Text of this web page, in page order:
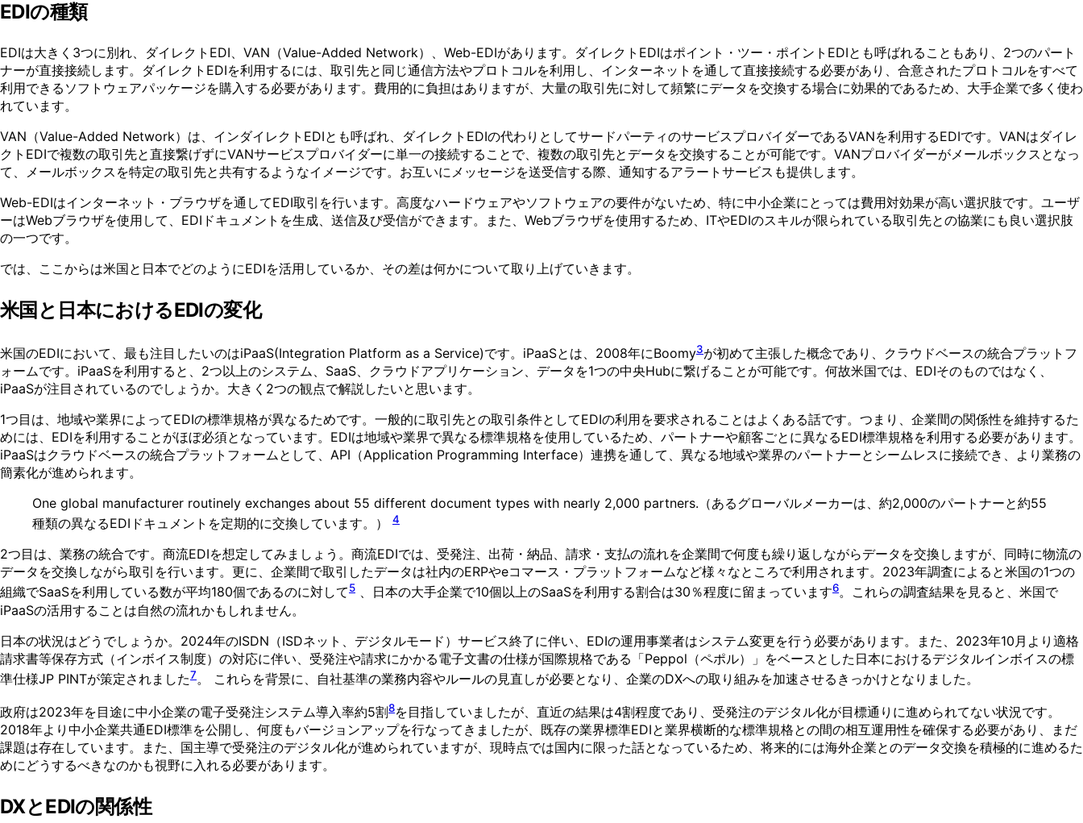
EDIの種類
EDIは大きく3つに別れ、ダイレクトEDI、VAN（Value-Added Network）、Web-EDIがあります。ダイレクトEDIはポイント・ツー・ポイントEDIとも呼ばれることもあり、2つのパート
ナーが直接接続します。ダイレクトEDIを利用するには、取引先と同じ通信方法やプロトコルを利用し、インターネットを通して直接接続する必要があり、合意されたプロトコルをすべて
利用できるソフトウェアパッケージを購入する必要があります。費用的に負担はありますが、大量の取引先に対して頻繁にデータを交換する場合に効果的であるため、大手企業で多く使わ
れています。
VAN（Value-Added Network）は、インダイレクトEDIとも呼ばれ、ダイレクトEDIの代わりとしてサードパーティのサービスプロバイダーであるVANを利用するEDIです。VANはダイレ
クトEDIで複数の取引先と直接繋げずにVANサービスプロバイダーに単一の接続することで、複数の取引先とデータを交換することが可能です。VANプロバイダーがメールボックスとなっ
て、メールボックスを特定の取引先と共有するようなイメージです。お互いにメッセージを送受信する際、通知するアラートサービスも提供します。
Web-EDIはインターネット・ブラウザを通してEDI取引を行います。高度なハードウェアやソフトウェアの要件がないため、特に中小企業にとっては費用対効果が高い選択肢です。ユーザ
ーはWebブラウザを使用して、EDIドキュメントを生成、送信及び受信ができます。また、Webブラウザを使用するため、ITやEDIのスキルが限られている取引先との協業にも良い選択肢
の一つです。
では、ここからは米国と日本でどのようにEDIを活用しているか、その差は何かについて取り上げていきます。
米国と日本におけるEDIの変化
米国のEDIにおいて、最も注目したいのはiPaaS(Integration Platform as a Service)です。iPaaSとは、2008年にBoomy3が初めて主張した概念であり、クラウドベースの統合プラットフ
ォームです。iPaaSを利用すると、2つ以上のシステム、SaaS、クラウドアプリケーション、データを1つの中央Hubに繋げることが可能です。何故米国では、EDIそのものではなく、
iPaaSが注目されているのでしょうか。大きく2つの観点で解説したいと思います。
1つ目は、地域や業界によってEDIの標準規格が異なるためです。一般的に取引先との取引条件としてEDIの利用を要求されることはよくある話です。つまり、企業間の関係性を維持するた
めには、EDIを利用することがほぼ必須となっています。EDIは地域や業界で異なる標準規格を使用しているため、パートナーや顧客ごとに異なるEDI標準規格を利用する必要があります。
iPaaSはクラウドベースの統合プラットフォームとして、API（Application Programming Interface）連携を通して、異なる地域や業界のパートナーとシームレスに接続でき、より業務の
簡素化が進められます。
One global manufacturer routinely exchanges about 55 different document types with nearly 2,000 partners.（あるグローバルメーカーは、約2,000のパートナーと約55
種類の異なるEDIドキュメントを定期的に交換しています。）
4
2つ目は、業務の統合です。商流EDIを想定してみましょう。商流EDIでは、受発注、出荷・納品、請求・支払の流れを企業間で何度も繰り返しながらデータを交換しますが、同時に物流の
データを交換しながら取引を行います。更に、企業間で取引したデータは社内のERPやeコマース・プラットフォームなど様々なところで利用されます。2023年調査によると米国の1つの
組織でSaaSを利用している数が平均180個であるのに対して5 、日本の大手企業で10個以上のSaaSを利用する割合は30％程度に留まっています6。これらの調査結果を見ると、米国で
iPaaSの活用することは自然の流れかもしれません。
日本の状況はどうでしょうか。2024年のISDN（ISDネット、デジタルモード）サービス終了に伴い、EDIの運用事業者はシステム変更を行う必要があります。また、2023年10月より適格
請求書等保存方式（インボイス制度）の対応に伴い、受発注や請求にかかる電子文書の仕様が国際規格である「Peppol（ペポル）」をベースとした日本におけるデジタルインボイスの標
準仕様JP PINTが策定されました7。 これらを背景に、自社基準の業務内容やルールの見直しが必要となり、企業のDXへの取り組みを加速させるきっかけとなりました。
政府は2023年を目途に中小企業の電子受発注システム導入率約5割8を目指していましたが、直近の結果は4割程度であり、受発注のデジタル化が目標通りに進められてない状況です。
2018年より中小企業共通EDI標準を公開し、何度もバージョンアップを行なってきましたが、既存の業界標準EDIと業界横断的な標準規格との間の相互運用性を確保する必要があり、まだ
課題は存在しています。また、国主導で受発注のデジタル化が進められていますが、現時点では国内に限った話となっているため、将来的には海外企業とのデータ交換を積極的に進めるた
めにどうするべきなのかも視野に入れる必要があります。
DXとEDIの関係性